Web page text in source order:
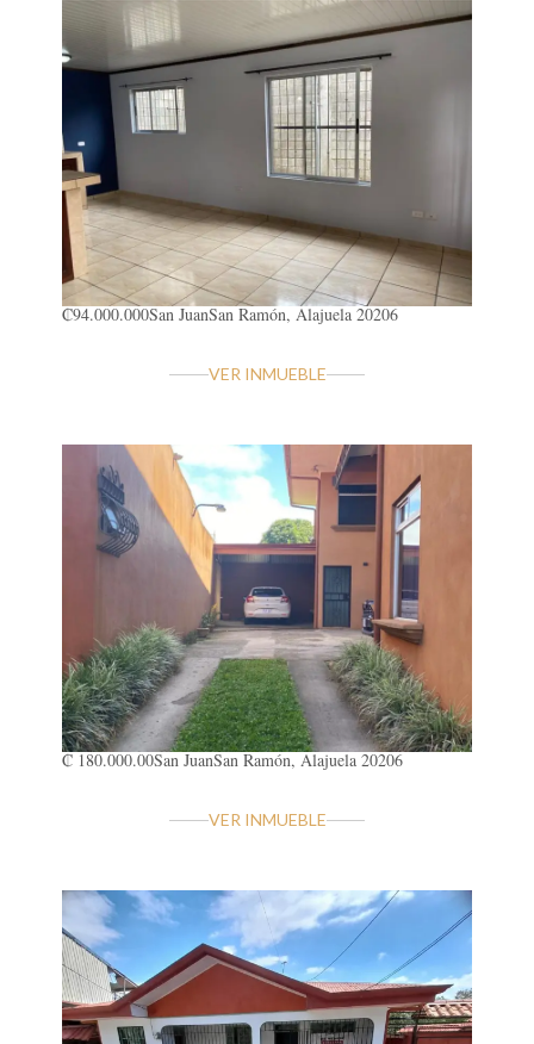
₡94.000.000San JuanSan Ramón, Alajuela 20206
VER INMUEBLE
₡ 180.000.00San JuanSan Ramón, Alajuela 20206
VER INMUEBLE